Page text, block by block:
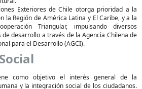
Exteriores de Chile otorga prioridad a la
la Región de América Latina y El Caribe, y a la
Triangular, impulsando diversos
desarrollo a través de la Agencia Chilena de
para el Desarrollo (AGCI).
como objetivo el interés general de la
y la integración social de los ciudadanos.